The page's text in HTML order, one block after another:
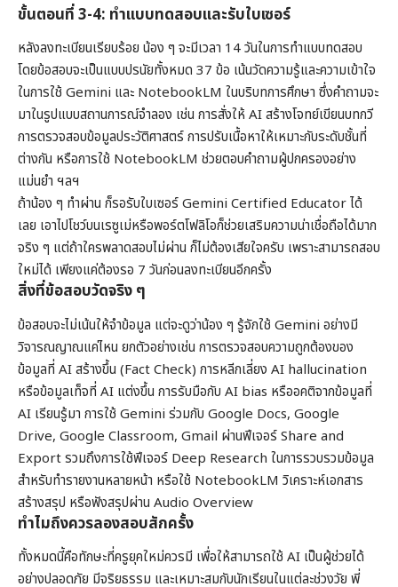
ขั้นตอนที่ 3-4: ทำแบบทดสอบและรับใบเซอร์
หลังลงทะเบียนเรียบร้อย น้อง ๆ จะมีเวลา 14 วันในการทำแบบทดสอบ
โดยข้อสอบจะเป็นแบบปรนัยทั้งหมด 37 ข้อ เน้นวัดความรู้และความเข้าใจ
ในการใช้ Gemini และ NotebookLM ในบริบทการศึกษา ซึ่งคำถามจะ
มาในรูปแบบสถานการณ์จำลอง เช่น การสั่งให้ AI สร้างโจทย์เขียนบทกวี
การตรวจสอบข้อมูลประวัติศาสตร์ การปรับเนื้อหาให้เหมาะกับระดับชั้นที่
ต่างกัน หรือการใช้ NotebookLM ช่วยตอบคำถามผู้ปกครองอย่าง
แม่นยำ ฯลฯ
ถ้าน้อง ๆ ทำผ่าน ก็รอรับใบเซอร์ Gemini Certified Educator ได้
เลย เอาไปโชว์บนเรซูเม่หรือพอร์ตโฟลิโอก็ช่วยเสริมความน่าเชื่อถือได้มาก
จริง ๆ แต่ถ้าใครพลาดสอบไม่ผ่าน ก็ไม่ต้องเสียใจครับ เพราะสามารถสอบ
ใหม่ได้ เพียงแค่ต้องรอ 7 วันก่อนลงทะเบียนอีกครั้ง
สิ่งที่ข้อสอบวัดจริง ๆ
ข้อสอบจะไม่เน้นให้จำข้อมูล แต่จะดูว่าน้อง ๆ รู้จักใช้ Gemini อย่างมี
วิจารณญาณแค่ไหน ยกตัวอย่างเช่น การตรวจสอบความถูกต้องของ
ข้อมูลที่ AI สร้างขึ้น (Fact Check) การหลีกเลี่ยง AI hallucination
หรือข้อมูลเท็จที่ AI แต่งขึ้น การรับมือกับ AI bias หรืออคติจากข้อมูลที่
AI เรียนรู้มา การใช้ Gemini ร่วมกับ Google Docs, Google
Drive, Google Classroom, Gmail ผ่านฟีเจอร์ Share and
Export รวมถึงการใช้ฟีเจอร์ Deep Research ในการรวบรวมข้อมูล
สำหรับทำรายงานหลายหน้า หรือใช้ NotebookLM วิเคราะห์เอกสาร
สร้างสรุป หรือฟังสรุปผ่าน Audio Overview
ทำไมถึงควรลองสอบสักครั้ง
ทั้งหมดนี้คือทักษะที่ครูยุคใหม่ควรมี เพื่อให้สามารถใช้ AI เป็นผู้ช่วยได้
อย่างปลอดภัย มีจริยธรรม และเหมาะสมกับนักเรียนในแต่ละช่วงวัย พี่